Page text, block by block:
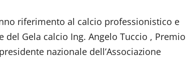
riferimento al calcio professionistico e
Gela calcio Ing. Angelo Tuccio , Premio
nazionale dell’Associazione